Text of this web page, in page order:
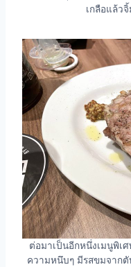
เกลือแล้ว
ต่อมาเป็นอีกหนึ่งเมนูพิเ
ความหนึบๆ มีรสขมจาก